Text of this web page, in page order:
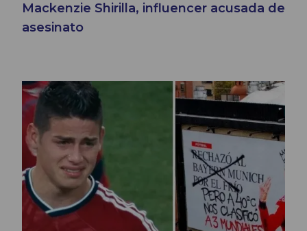
Mackenzie Shirilla, influencer acusada de
asesinato